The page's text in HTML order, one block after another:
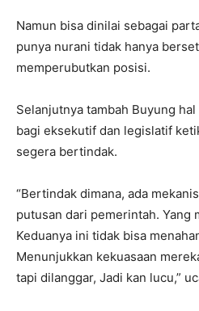
Namun bisa dinilai sebagai
punya nurani tidak hanya
memperubutkan posisi.
Selanjutnya tambah Buyung
bagi eksekutif dan legislatif
segera bertindak.
“Bertindak dimana, ada
putusan dari pemerintah. Yang
Keduanya ini tidak bisa
Menunjukkan kekuasaan
tapi dilanggar, Jadi kan lucu,”